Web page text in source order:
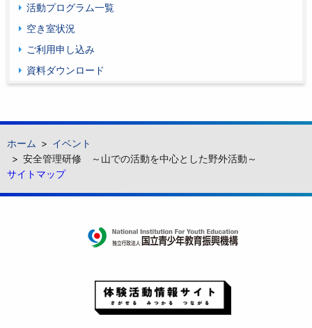
活動プログラム一覧
空き室状況
ご利用申し込み
資料ダウンロード
ホーム
イベント
安全管理研修 ～山での活動を中心とした野外活動～
サイトマップ